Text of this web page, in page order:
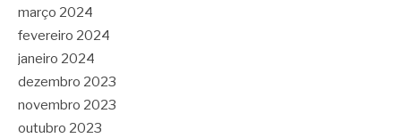
março 2024
fevereiro 2024
janeiro 2024
dezembro 2023
novembro 2023
outubro 2023